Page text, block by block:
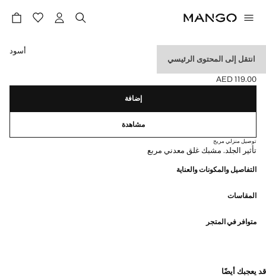
انتقل إلى المحتوى الرئيسي
حزام ذو مشبك مربع
السعر الحالي [AED 119.00 ]
AED 119.00
حدد اللون
أسود
إضافة
مشاهدة
توصيل منزلي مريح
تأثير الجلد. مشبك غلق معدني مربع
التفاصيل والمكونات والعناية
المقاسات
متوافر في المتجر
قد يعجبك أيضًا